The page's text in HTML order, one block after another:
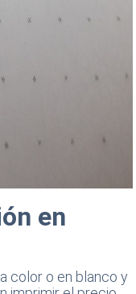
en
color o en blanco y